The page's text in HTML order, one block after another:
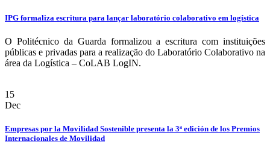
IPG formaliza escritura para lançar laboratório colaborativo em logística
O Politécnico da Guarda formalizou a escritura com instituições
públicas e privadas para a realização do Laboratório Colaborativo na
área da Logística – CoLAB LogIN.
15
Dec
Empresas por la Movilidad Sostenible presenta la 3ª edición de los Premios
Internacionales de Movilidad